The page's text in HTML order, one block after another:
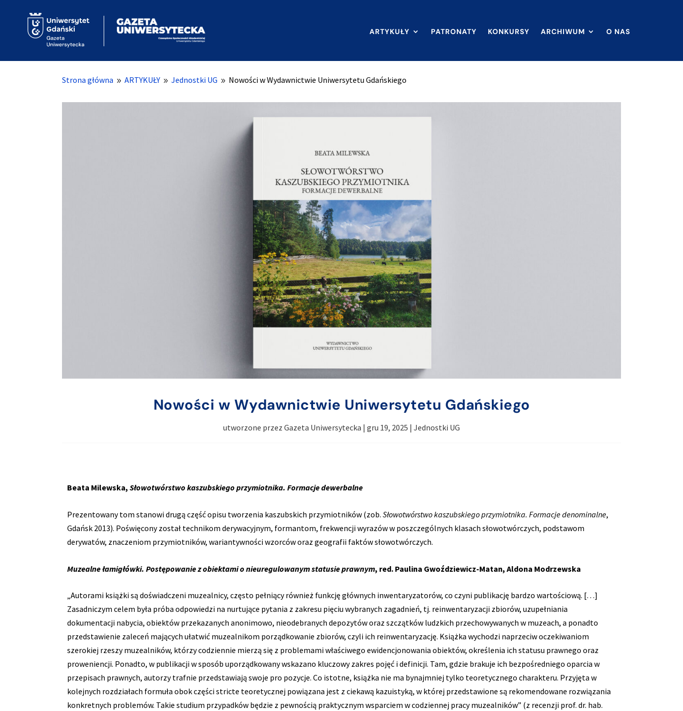
ARTYKUŁY PATRONATY KONKURSY ARCHIWUM O NAS
Strona główna 9 ARTYKUŁY 9 Jednostki UG 9 Nowości w Wydawnictwie Uniwersytetu Gdańskiego
Nowości w Wydawnictwie Uniwersytetu Gdańskiego
utworzone przez Gazeta Uniwersytecka | gru 19, 2025 | Jednostki UG
Beata Milewska, Słowotwórstwo kaszubskiego przymiotnika. Formacje dewerbalne
Prezentowany tom stanowi drugą część opisu tworzenia kaszubskich przymiotników (zob. Słowotwórstwo kaszubskiego przymiotnika. Formacje denominalne,
Gdańsk 2013). Poświęcony został technikom derywacyjnym, formantom, frekwencji wyrazów w poszczególnych klasach słowotwórczych, podstawom
derywatów, znaczeniom przymiotników, wariantywności wzorców oraz geografii faktów słowotwórczych.
Muzealne łamigłówki. Postępowanie z obiektami o nieuregulowanym statusie prawnym, red. Paulina Gwoździewicz-Matan, Aldona Modrzewska
„Autorami książki są doświadczeni muzealnicy, często pełniący również funkcję głównych inwentaryzatorów, co czyni publikację bardzo wartościową. […]
Zasadniczym celem była próba odpowiedzi na nurtujące pytania z zakresu pięciu wybranych zagadnień, tj. reinwentaryzacji zbiorów, uzupełniania
dokumentacji nabycia, obiektów przekazanych anonimowo, nieodebranych depozytów oraz szczątków ludzkich przechowywanych w muzeach, a ponadto
przedstawienie zaleceń mających ułatwić muzealnikom porządkowanie zbiorów, czyli ich reinwentaryzację. Książka wychodzi naprzeciw oczekiwaniom
szerokiej rzeszy muzealników, którzy codziennie mierzą się z problemami właściwego ewidencjonowania obiektów, określenia ich statusu prawnego oraz
proweniencji. Ponadto, w publikacji w sposób uporządkowany wskazano kluczowy zakres pojęć i definicji. Tam, gdzie brakuje ich bezpośredniego oparcia w
przepisach prawnych, autorzy trafnie przedstawiają swoje pro pozycje. Co istotne, książka nie ma bynajmniej tylko teoretycznego charakteru. Przyjęta w
kolejnych rozdziałach formuła obok części stricte teoretycznej powiązana jest z ciekawą kazuistyką, w której przedstawione są rekomendowane rozwiązania
konkretnych problemów. Takie studium przypadków będzie z pewnością praktycznym wsparciem w codziennej pracy muzealników” (z recenzji prof. dr. hab.